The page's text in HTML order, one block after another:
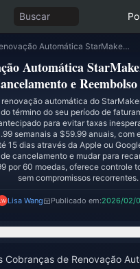
Buscar
Renovação Automática StarMaker: Guia de Cancelamento e Reembolso 2026
Automática
e
automática do
término do seu período de
para evitar taxas
semanais a $59.99 anuais, com
15 dias através da Apple ou
cancelamento e mudar para
por 60 moedas, oferece controle
sem compromissos recorrentes.
Lisa Wang Publicado em:2026/02/
Cobranças de Renovação